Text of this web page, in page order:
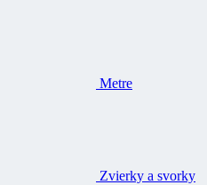
Metre
Zvierky a svorky